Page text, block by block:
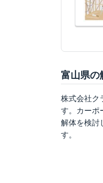
富山県の
株式会社ク
す。カーポ
解体を検討
す。